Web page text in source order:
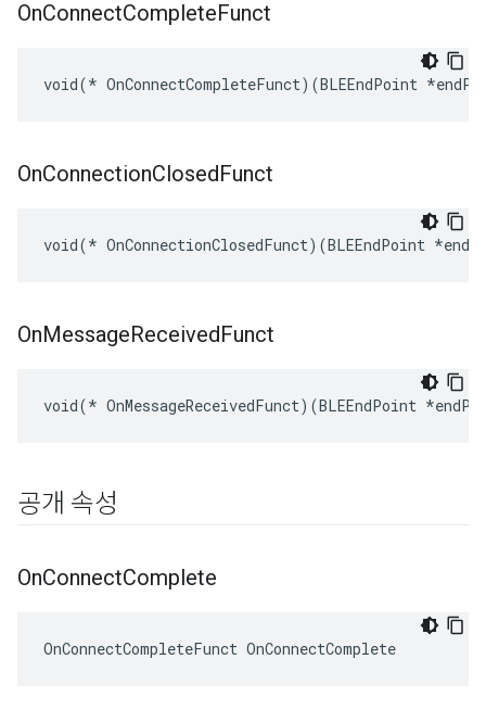
OnConnectCompleteFunct
void(* OnConnectCompleteFunct)(BLEEndPoint
OnConnectionClosedFunct
void(* OnConnectionClosedFunct)(BLEEndPoint
OnMessageReceivedFunct
void(* OnMessageReceivedFunct)(BLEEndPoint
공개 속성
OnConnectComplete
OnConnectCompleteFunct OnConnectComplete